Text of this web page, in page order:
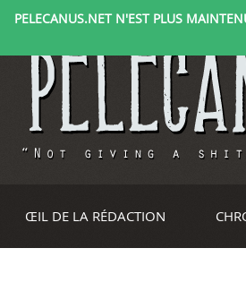
PELECANUS.NET N'EST PLUS
ŒIL DE LA RÉDACTION